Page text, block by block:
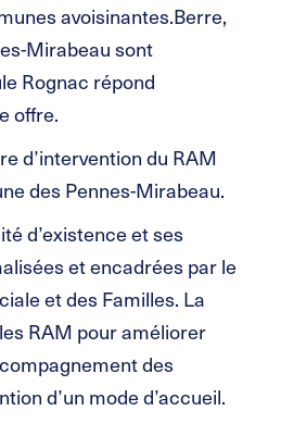
avoisinantes.Berre,
Mirabeau sont
Rognac répond
offre.
d’intervention du RAM
des Pennes-Mirabeau.
d’existence et ses
et encadrées par le
et des Familles. La
RAM pour améliorer
des
d’un mode d’accueil.